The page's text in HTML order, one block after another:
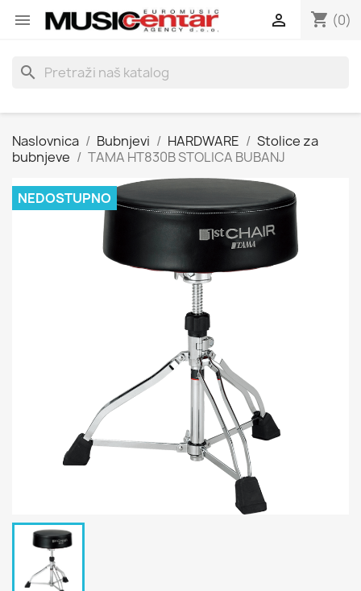
 shopping_cart (0)

search
Naslovnica Bubnjevi HARDWARE
Stolice za
bubnjeve
TAMA HT830B STOLICA BUBANJ
NEDOSTUPNO